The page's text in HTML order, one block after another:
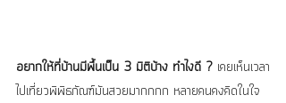
อยากให้ที่บ้านมีพื้นเป็น 3 มิติบ้าง ทำไงดี ? เคยเห็นเวลา
ไปเที่ยวพิพิธภัณฑ์มันสวยมากกกก หลายคนคงคิดในใจ